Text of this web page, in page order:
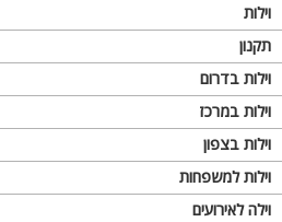
וילות
תקנון
וילות בדרום
וילות במרכז
וילות בצפון
וילות למשפחות
וילה לאירועים